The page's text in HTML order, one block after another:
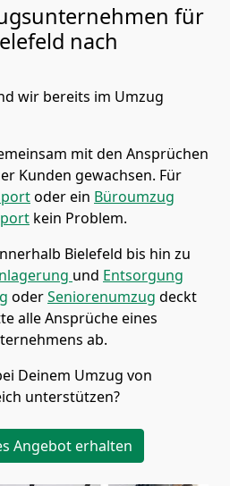
für
nach
wir bereits im Umzug
mit den Ansprüchen
Kunden gewachsen. Für
oder ein Büroumzug
kein Problem.
Bielefeld bis hin zu
und Entsorgung
oderSeniorenumzug deckt
alle Ansprüche eines
ab.
Deinem Umzug von
unterstützen?
Angebot erhalten